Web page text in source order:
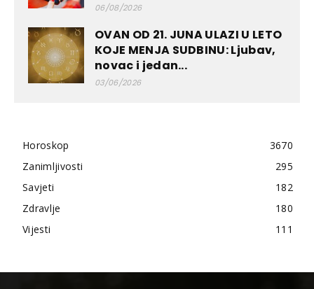
06/08/2026
OVAN OD 21. JUNA ULAZI U LETO
KOJE MENJA SUDBINU: Ljubav,
novac i jedan...
03/06/2026
Horoskop
3670
Zanimljivosti
295
Savjeti
182
Zdravlje
180
Vijesti
111